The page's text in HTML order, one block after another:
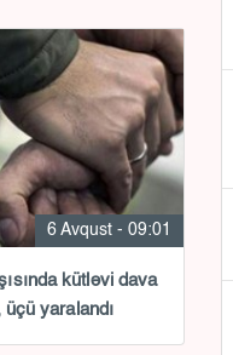
6 Avqust - 09:01
kütləvi dava
yaralandı